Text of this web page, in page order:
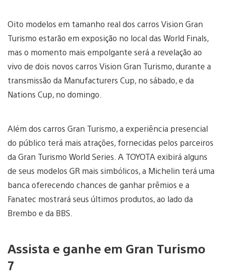
Oito modelos em tamanho real dos carros Vision Gran
Turismo estarão em exposição no local das World Finals,
mas o momento mais empolgante será a revelação ao
vivo de dois novos carros Vision Gran Turismo, durante a
transmissão da Manufacturers Cup, no sábado, e da
Nations Cup, no domingo.
Além dos carros Gran Turismo, a experiência presencial
do público terá mais atrações, fornecidas pelos parceiros
da Gran Turismo World Series. A TOYOTA exibirá alguns
de seus modelos GR mais simbólicos, a Michelin terá uma
banca oferecendo chances de ganhar prêmios e a
Fanatec mostrará seus últimos produtos, ao lado da
Brembo e da BBS.
Assista e ganhe em Gran Turismo
7